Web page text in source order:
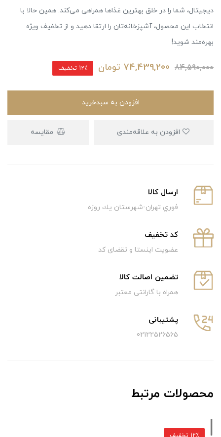
دیجیتال، شما را در خلق بهترین غذاها همراهی می‌کند. همین حالا با
انتخاب این محصول، آشپزخانه‌تان را ارتقا دهید و از تخفیف ویژه
بهره‌مند شوید!
84,590,000
74,439,200 تومان 12٪ تخفیف
افزودن به سبدخرید
مقایسه
ارسال كالا
فوري تهران-شهرستان يك روزه
كد تخفيف
عضویت اینستا و تقضای کد
تضمین اصالت کالا
همراه با گارانتی معتبر
پشتیبانی
02122526565
محصولات مرتبط